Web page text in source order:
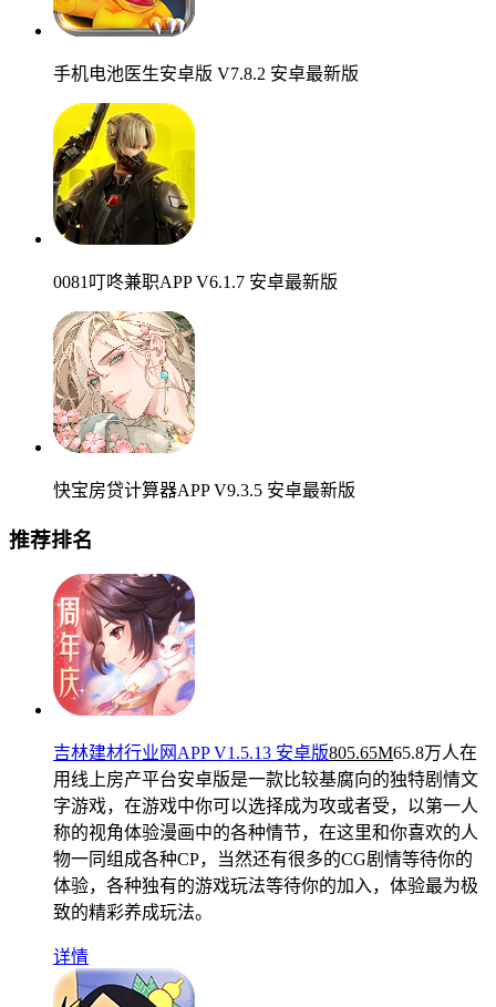
手机电池医生安卓版 V7.8.2 安卓最新版
0081叮咚兼职APP V6.1.7 安卓最新版
快宝房贷计算器APP V9.3.5 安卓最新版
推荐排名
吉林建材行业网APP V1.5.13 安卓版805.65M65.8万人在
用线上房产平台安卓版是一款比较基腐向的独特剧情文
字游戏，在游戏中你可以选择成为攻或者受，以第一人
称的视角体验漫画中的各种情节，在这里和你喜欢的人
物一同组成各种CP，当然还有很多的CG剧情等待你的
体验，各种独有的游戏玩法等待你的加入，体验最为极
致的精彩养成玩法。
详情